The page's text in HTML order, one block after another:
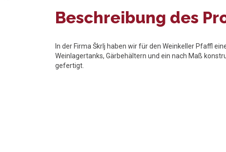
Beschreibung des
In der Firma Škrlj haben wir für den Weinkeller Pfaffl
Weinlagertanks, Gärbehältern und ein nach Maß
gefertigt.